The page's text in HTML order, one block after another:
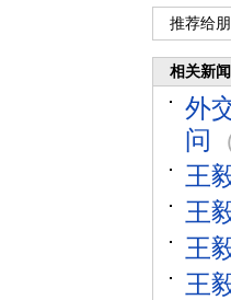
推荐给
相关新闻
外
问
王
王
王
王